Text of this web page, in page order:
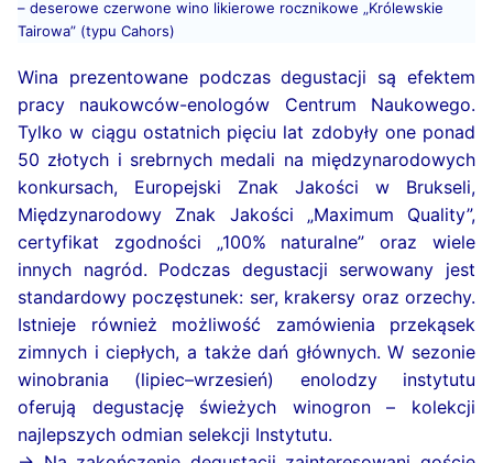
– deserowe czerwone wino likierowe rocznikowe „Królewskie
Tairowa” (typu Cahors)
Wina prezentowane podczas degustacji są efektem
pracy naukowców-enologów Centrum Naukowego.
Tylko w ciągu ostatnich pięciu lat zdobyły one ponad
50 złotych i srebrnych medali na międzynarodowych
konkursach, Europejski Znak Jakości w Brukseli,
Międzynarodowy Znak Jakości „Maximum Quality”,
certyfikat zgodności „100% naturalne” oraz wiele
innych nagród. Podczas degustacji serwowany jest
standardowy poczęstunek: ser, krakersy oraz orzechy.
Istnieje również możliwość zamówienia przekąsek
zimnych i ciepłych, a także dań głównych. W sezonie
winobrania (lipiec–wrzesień) enolodzy instytutu
oferują degustację świeżych winogron – kolekcji
najlepszych odmian selekcji Instytutu.